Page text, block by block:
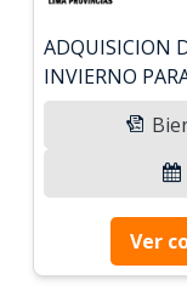
ADQUISICION
INVIERNO
Ver